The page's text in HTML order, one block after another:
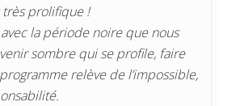
prolifique !
la période noire que nous
sombre qui se profile, faire
relève de l’impossible,